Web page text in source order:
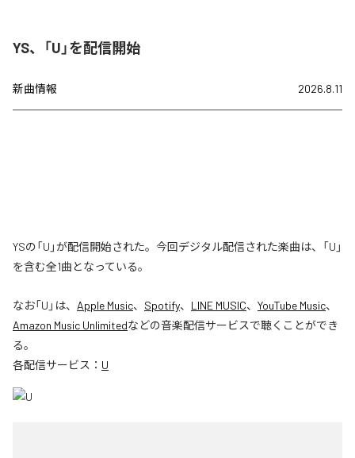
YS、「U」を配信開始
新曲情報 2026.8.11
YSの「U」が配信開始された。今回デジタル配信された楽曲は、「U」
を含む全1曲となっている。
なお「U 」は、 Apple Music、 Spotify、 LINE MUSIC、 YouTube Music、
Amazon Music Unlimitedなどの音楽配信サービスで聴くことができ
る。
各配信サービス： U